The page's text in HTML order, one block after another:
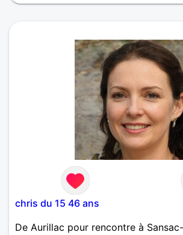
chris du 15 46 ans
De Aurillac pour rencontre à